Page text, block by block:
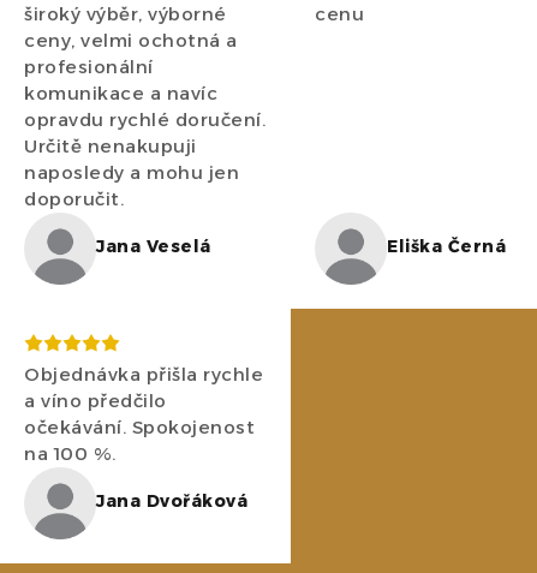
široký výběr, výborné
ceny, velmi ochotná a
profesionální
komunikace a navíc
opravdu rychlé doručení.
Určitě nenakupuji
naposledy a mohu jen
doporučit.
Jana Veselá
cenu
Eliška Černá
Objednávka přišla rychle
a víno předčilo
očekávání. Spokojenost
na 100 %.
Jana Dvořáková